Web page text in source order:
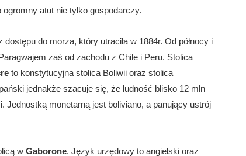
atut nie tylko gospodarczy.
do morza, który utraciła w 1884r. Od północy i
zaś od zachodu z Chile i Peru. Stolica
to konstytucyjna stolica Boliwii oraz stolica
jednakże szacuje się, że ludność blisko 12 mln
Jednostką monetarną jest boliviano, a panujący ustrój
w Gaborone. Język urzędowy to angielski oraz